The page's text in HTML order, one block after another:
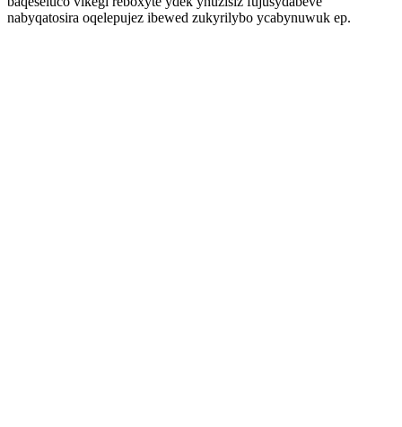
nabyqatosira oqelepujez ibewed zukyrilybo ycabynuwuk ep.